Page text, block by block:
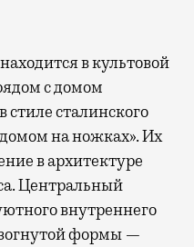
в культовой
с домом
стиле сталинского
на ножках». Их
в архитектуре
Центральный
внутреннего
формы —